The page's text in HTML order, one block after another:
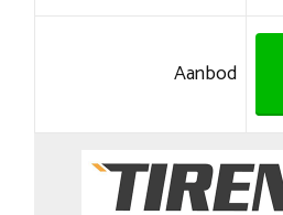
Aanbod